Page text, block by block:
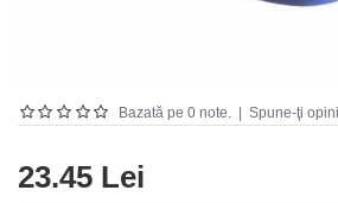
Bazată pe 0 note. Spune-ţi
23.45 Lei